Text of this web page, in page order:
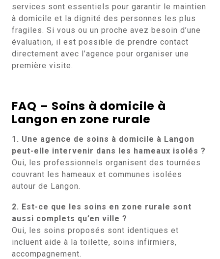
services sont essentiels pour garantir le maintien
à domicile et la dignité des personnes les plus
fragiles. Si vous ou un proche avez besoin d’une
évaluation, il est possible de prendre contact
directement avec l’agence pour organiser une
première visite.
FAQ – Soins à domicile à
Langon en zone rurale
1. Une agence de soins à domicile à Langon
peut-elle intervenir dans les hameaux isolés ?
Oui, les professionnels organisent des tournées
couvrant les hameaux et communes isolées
autour de Langon.
2. Est-ce que les soins en zone rurale sont
aussi complets qu’en ville ?
Oui, les soins proposés sont identiques et
incluent aide à la toilette, soins infirmiers,
accompagnement.